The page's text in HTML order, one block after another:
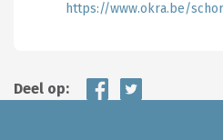
https://www.okra.be/
Deel op: